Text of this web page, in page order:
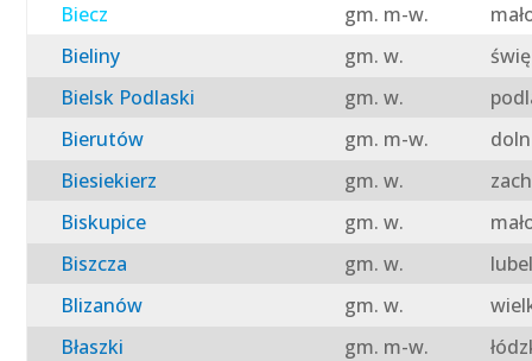
Biecz
gm. m-w.
Bieliny
gm. w.
Bielsk Podlaski
gm. w.
Bierutów
gm. m-w.
Biesiekierz
gm. w.
Biskupice
gm. w.
Biszcza
gm. w.
Blizanów
gm. w.
Błaszki
gm. m-w.